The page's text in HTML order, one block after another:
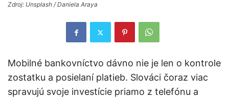
Zdroj: Unsplash / Daniela Araya
Mobilné bankovníctvo dávno nie je len o kontrole
zostatku a posielaní platieb. Slováci čoraz viac
spravujú svoje investície priamo z telefónu a